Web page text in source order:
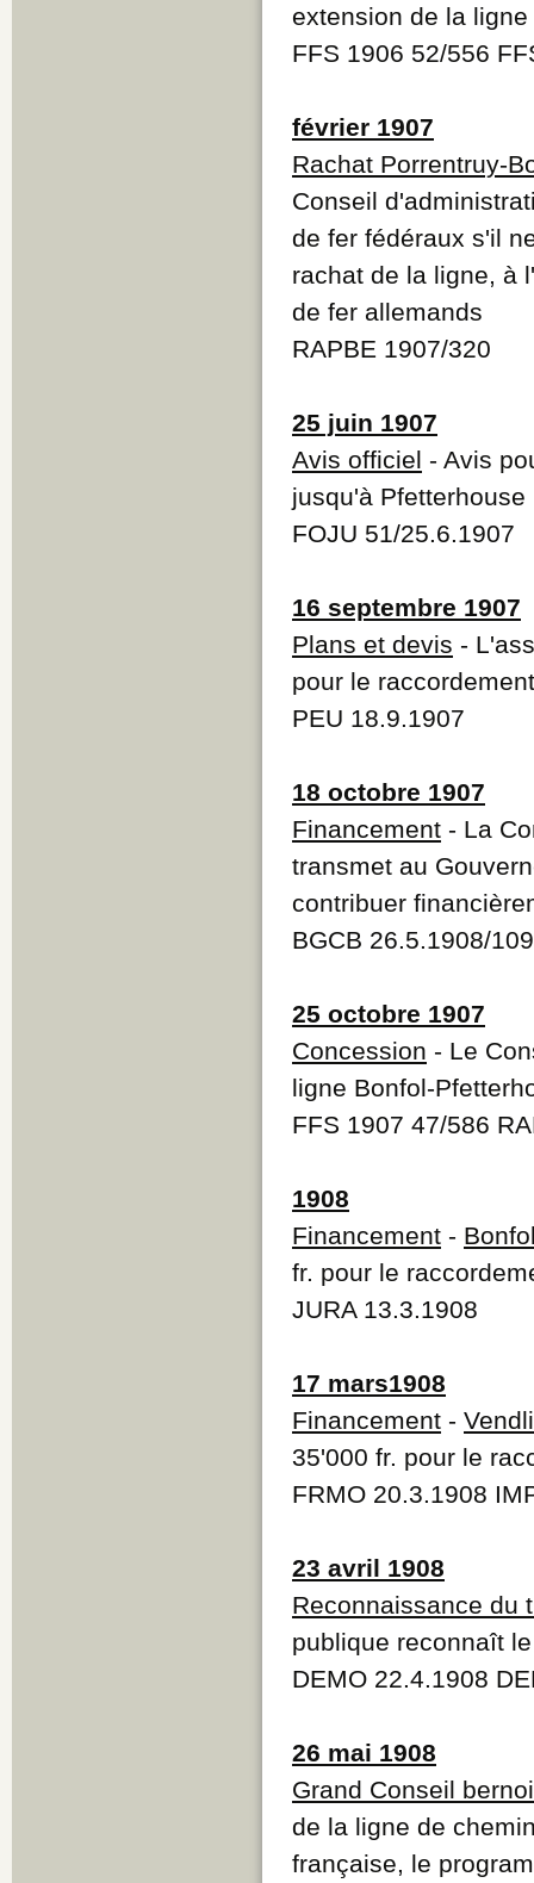
extension de la
FFS 1906 52/556
février 1907
Rachat Porrentruy-
Conseil
de fer fédéraux s'il
rachat de la ligne, à
de fer allemands
RAPBE 1907/320
25 juin 1907
Avis officiel - Avis
jusqu'à Pfetterhouse
FOJU 51/25.6.1907
16 septembre 1907
Plans et devis -
pour le
PEU 18.9.1907
18 octobre 1907
Financement - La
transmet au
contribuer
BGCB 26.5.1908/
25 octobre 1907
Concession - Le
ligne Bonfol-
FFS 1907 47/586
1908
Financement -
fr. pour le
JURA 13.3.1908
17 mars1908
Financement -
35'000 fr. pour le
FRMO 20.3.1908
23 avril 1908
Reconnaissance du
publique reconnaît
DEMO 22.4.1908
26 mai 1908
Grand Conseil
de la ligne de
française, le